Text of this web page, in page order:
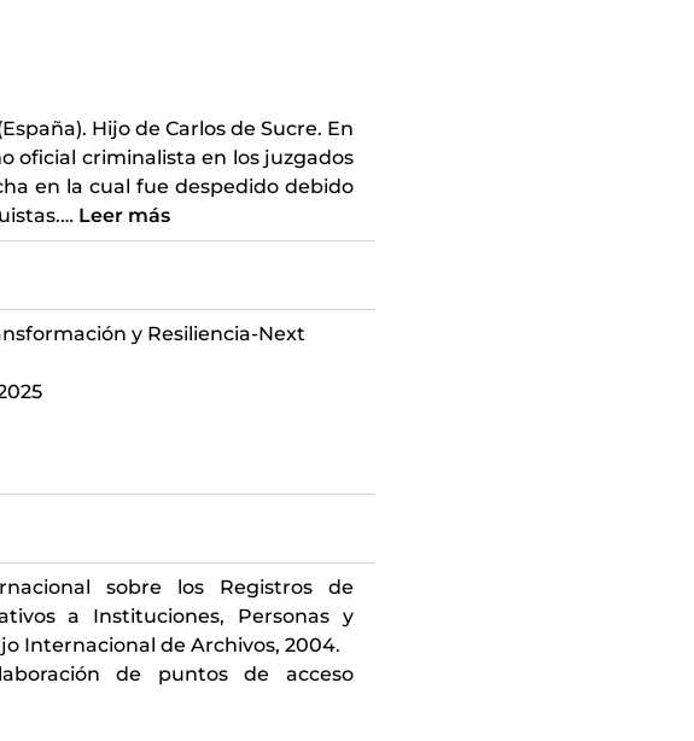
Hijo de Carlos de Sucre. En
oficial criminalista en los juzgados
en la cual fue despedido debido
… Leer más
y Resiliencia-Next
sobre los Registros de
a Instituciones, Personas y
Internacional de Archivos, 2004.
de puntos de acceso